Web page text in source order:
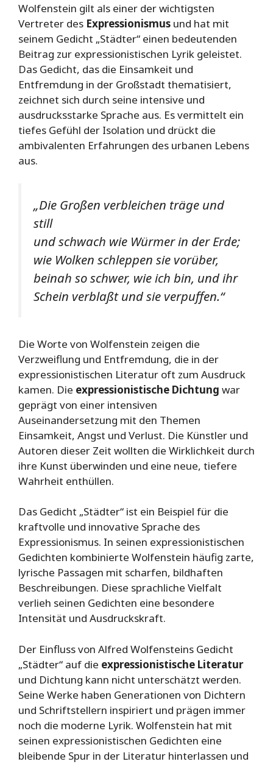
Wolfenstein gilt als einer der wichtigsten
Vertreter des Expressionismus und hat mit
seinem Gedicht „Städter“ einen bedeutenden
Beitrag zur expressionistischen Lyrik geleistet.
Das Gedicht, das die Einsamkeit und
Entfremdung in der Großstadt thematisiert,
zeichnet sich durch seine intensive und
ausdrucksstarke Sprache aus. Es vermittelt ein
tiefes Gefühl der Isolation und drückt die
ambivalenten Erfahrungen des urbanen Lebens
aus.
„Die Großen verbleichen träge und
still
und schwach wie Würmer in der Erde;
wie Wolken schleppen sie vorüber,
beinah so schwer, wie ich bin, und ihr
Schein verblaßt und sie verpuffen.“
Die Worte von Wolfenstein zeigen die
Verzweiflung und Entfremdung, die in der
expressionistischen Literatur oft zum Ausdruck
kamen. Die expressionistische Dichtung war
geprägt von einer intensiven
Auseinandersetzung mit den Themen
Einsamkeit, Angst und Verlust. Die Künstler und
Autoren dieser Zeit wollten die Wirklichkeit durch
ihre Kunst überwinden und eine neue, tiefere
Wahrheit enthüllen.
Das Gedicht „Städter“ ist ein Beispiel für die
kraftvolle und innovative Sprache des
Expressionismus. In seinen expressionistischen
Gedichten kombinierte Wolfenstein häufig zarte,
lyrische Passagen mit scharfen, bildhaften
Beschreibungen. Diese sprachliche Vielfalt
verlieh seinen Gedichten eine besondere
Intensität und Ausdruckskraft.
Der Einfluss von Alfred Wolfensteins Gedicht
„Städter“ auf die expressionistische Literatur
und Dichtung kann nicht unterschätzt werden.
Seine Werke haben Generationen von Dichtern
und Schriftstellern inspiriert und prägen immer
noch die moderne Lyrik. Wolfenstein hat mit
seinen expressionistischen Gedichten eine
bleibende Spur in der Literatur hinterlassen und